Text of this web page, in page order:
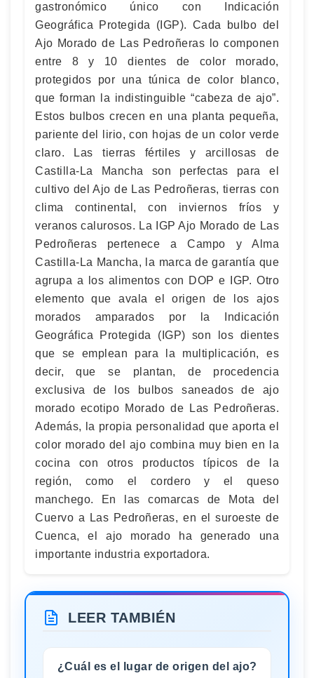
gastronómico único con Indicación
Geográfica Protegida (IGP). Cada bulbo del
Ajo Morado de Las Pedroñeras lo componen
entre 8 y 10 dientes de color morado,
protegidos por una túnica de color blanco,
que forman la indistinguible “cabeza de ajo”.
Estos bulbos crecen en una planta pequeña,
pariente del lirio, con hojas de un color verde
claro. Las tierras fértiles y arcillosas de
Castilla-La Mancha son perfectas para el
cultivo del Ajo de Las Pedroñeras, tierras con
clima continental, con inviernos fríos y
veranos calurosos. La IGP Ajo Morado de Las
Pedroñeras pertenece a Campo y Alma
Castilla-La Mancha, la marca de garantía que
agrupa a los alimentos con DOP e IGP. Otro
elemento que avala el origen de los ajos
morados amparados por la Indicación
Geográfica Protegida (IGP) son los dientes
que se emplean para la multiplicación, es
decir, que se plantan, de procedencia
exclusiva de los bulbos saneados de ajo
morado ecotipo Morado de Las Pedroñeras.
Además, la propia personalidad que aporta el
color morado del ajo combina muy bien en la
cocina con otros productos típicos de la
región, como el cordero y el queso
manchego. En las comarcas de Mota del
Cuervo a Las Pedroñeras, en el suroeste de
Cuenca, el ajo morado ha generado una
importante industria exportadora.
LEER TAMBIÉN
¿Cuál es el lugar de origen del ajo?